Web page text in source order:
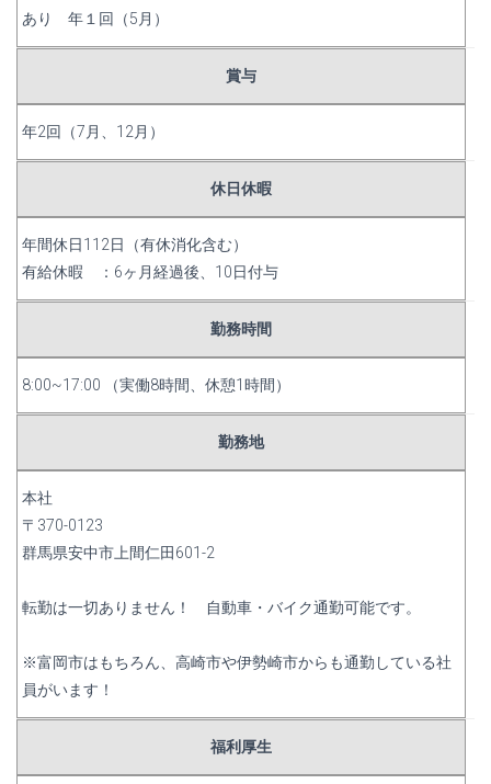
あり 年１回（5月）
賞与
年2回（7月、12月）
休日休暇
年間休日112日（有休消化含む）
有給休暇 ：6ヶ月経過後、10日付与
勤務時間
8:00~17:00 （実働8時間、休憩1時間）
勤務地
本社
〒370-0123
群馬県安中市上間仁田601-2
転勤は一切ありません！ 自動車・バイク通勤可能です。
※富岡市はもちろん、高崎市や伊勢崎市からも通勤している社
員がいます！
福利厚生